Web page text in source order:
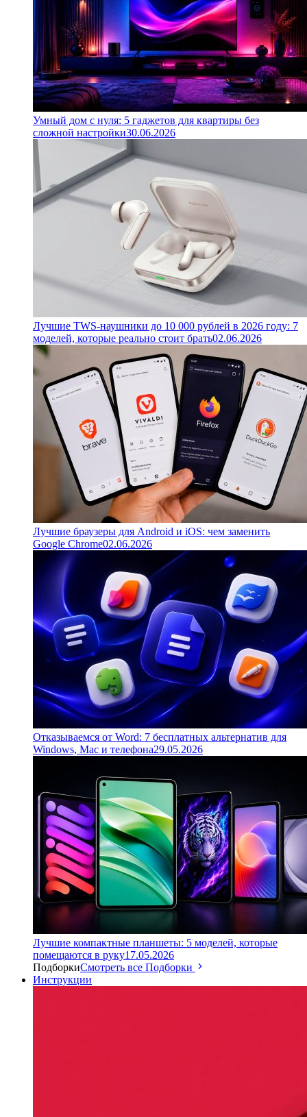
Умный дом с нуля: 5 гаджетов для квартиры без
сложной настройки30.06.2026
Лучшие TWS-наушники до 10 000 рублей в 2026 году: 7
моделей, которые реально стоит брать02.06.2026
Лучшие браузеры для Android и iOS: чем заменить
Google Chrome02.06.2026
Отказываемся от Word: 7 бесплатных альтернатив для
Windows, Mac и телефона29.05.2026
Лучшие компактные планшеты: 5 моделей, которые
помещаются в руку17.05.2026
ПодборкиСмотреть все Подборки
Инструкции